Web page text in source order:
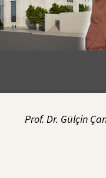
Prof. Dr. Gülçin